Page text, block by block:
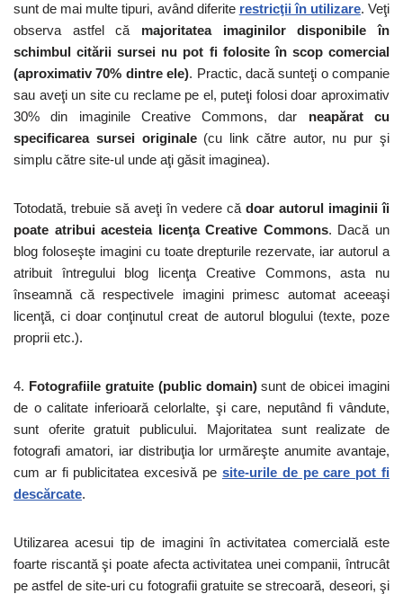
sunt de mai multe tipuri, având diferite restricţii în utilizare. Veţi
observa astfel că majoritatea imaginilor disponibile în
schimbul citării sursei nu pot fi folosite în scop comercial
(aproximativ 70% dintre ele). Practic, dacă sunteţi o companie
sau aveţi un site cu reclame pe el, puteţi folosi doar aproximativ
30% din imaginile Creative Commons, dar neapărat cu
specificarea sursei originale(cu link către autor, nu pur şi
simplu către site-ul unde aţi găsit imaginea).
Totodată, trebuie să aveţi în vedere că doar autorul imaginii îi
poate atribui acesteia licenţa Creative Commons. Dacă un
blog foloseşte imagini cu toate drepturile rezervate, iar autorul a
atribuit întregului blog licenţa Creative Commons, asta nu
înseamnă că respectivele imagini primesc automat aceeaşi
licenţă, ci doar conţinutul creat de autorul blogului (texte, poze
proprii etc.).
4. Fotografiile gratuite (public domain)sunt de obicei imagini
de o calitate inferioară celorlalte, şi care, neputând fi vândute,
sunt oferite gratuit publicului. Majoritatea sunt realizate de
fotografi amatori, iar distribuţia lor urmăreşte anumite avantaje,
cum ar fi publicitatea excesivă pe site-urile de pe care pot fi
descărcate.
Utilizarea acesui tip de imagini în activitatea comercială este
foarte riscantă şi poate afecta activitatea unei companii, întrucât
pe astfel de site-uri cu fotografii gratuite se strecoară, deseori, şi